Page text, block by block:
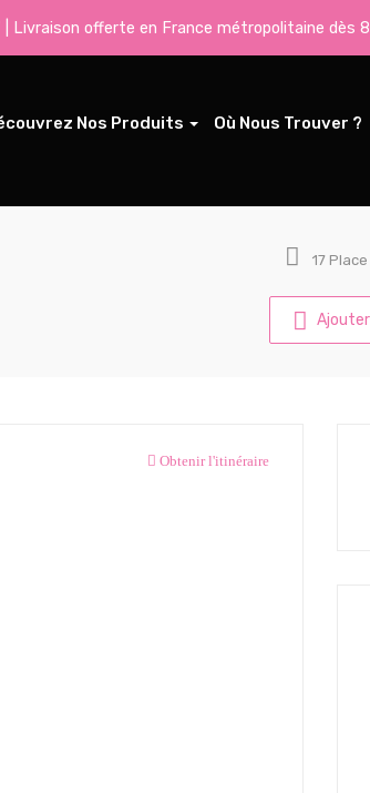
Livraison offerte en France métropolitaine dès
Nos Produits Où Nous Trouver ?
17
Obtenir l'itinéraire